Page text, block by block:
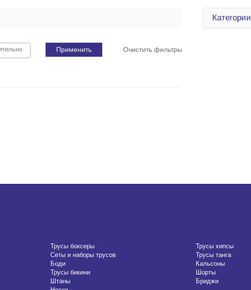
Категории
Применить Очистить фильтры
Трусы боксеры
Трусы хипсы
Сеты и наборы трусов
Трусы танга
Боди
Кальсоны
Трусы бикини
Шорты
Штаны
Бриджи